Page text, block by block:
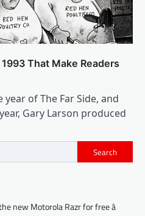
That Make Readers
of The Far Side, and
Gary Larson produced
Search
new Motorola Razr for free â